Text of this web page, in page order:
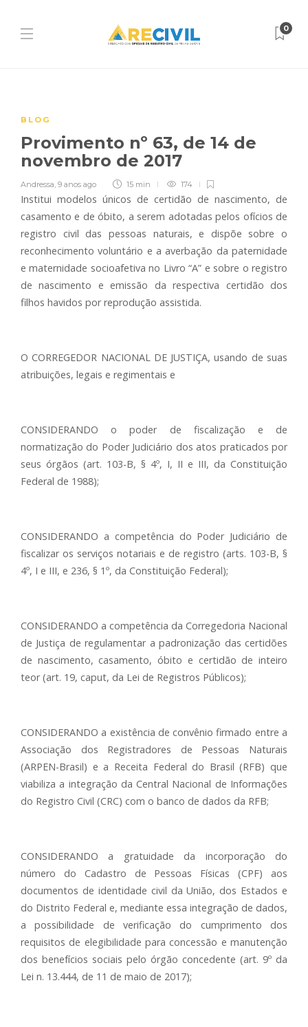
0
BLOG
Provimento nº 63, de 14 de
novembro de 2017
Andressa, 9 anos ago 15 min 174
Institui modelos únicos de certidão de nascimento, de
casamento e de óbito, a serem adotadas pelos ofícios de
registro civil das pessoas naturais, e dispõe sobre o
reconhecimento voluntário e a averbação da paternidade
e maternidade socioafetiva no Livro “A” e sobre o registro
de nascimento e emissão da respectiva certidão dos
filhos havidos por reprodução assistida.
O CORREGEDOR NACIONAL DE JUSTIÇA, usando de suas
atribuições, legais e regimentais e
CONSIDERANDO o poder de fiscalização e de
normatização do Poder Judiciário dos atos praticados por
seus órgãos (art. 103-B, § 4º, I, II e III, da Constituição
Federal de 1988);
CONSIDERANDO a competência do Poder Judiciário de
fiscalizar os serviços notariais e de registro (arts. 103-B, §
4º, I e III, e 236, § 1º, da Constituição Federal);
CONSIDERANDO a competência da Corregedoria Nacional
de Justiça de regulamentar a padronização das certidões
de nascimento, casamento, óbito e certidão de inteiro
teor (art. 19, caput, da Lei de Registros Públicos);
CONSIDERANDO a existência de convênio firmado entre a
Associação dos Registradores de Pessoas Naturais
(ARPEN-Brasil) e a Receita Federal do Brasil (RFB) que
viabiliza a integração da Central Nacional de Informações
do Registro Civil (CRC) com o banco de dados da RFB;
CONSIDERANDO a gratuidade da incorporação do
número do Cadastro de Pessoas Físicas (CPF) aos
documentos de identidade civil da União, dos Estados e
do Distrito Federal e, mediante essa integração de dados,
a possibilidade de verificação do cumprimento dos
requisitos de elegibilidade para concessão e manutenção
dos benefícios sociais pelo órgão concedente (art. 9º da
Lei n. 13.444, de 11 de maio de 2017);